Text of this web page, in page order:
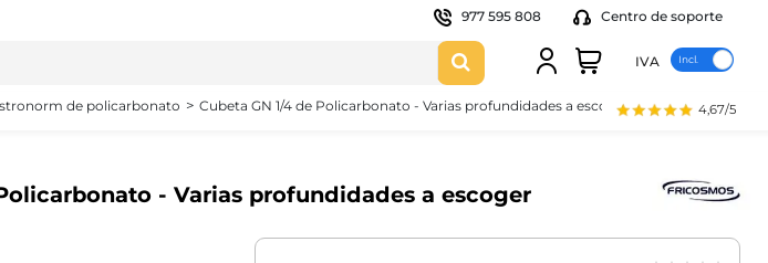
977 595 808 Centro de soporte
IVA
4,67/5
de policarbonato Cubeta GN 1/4 de Policarbonato - Varias profundidades a escoger
- Varias profundidades a escoger